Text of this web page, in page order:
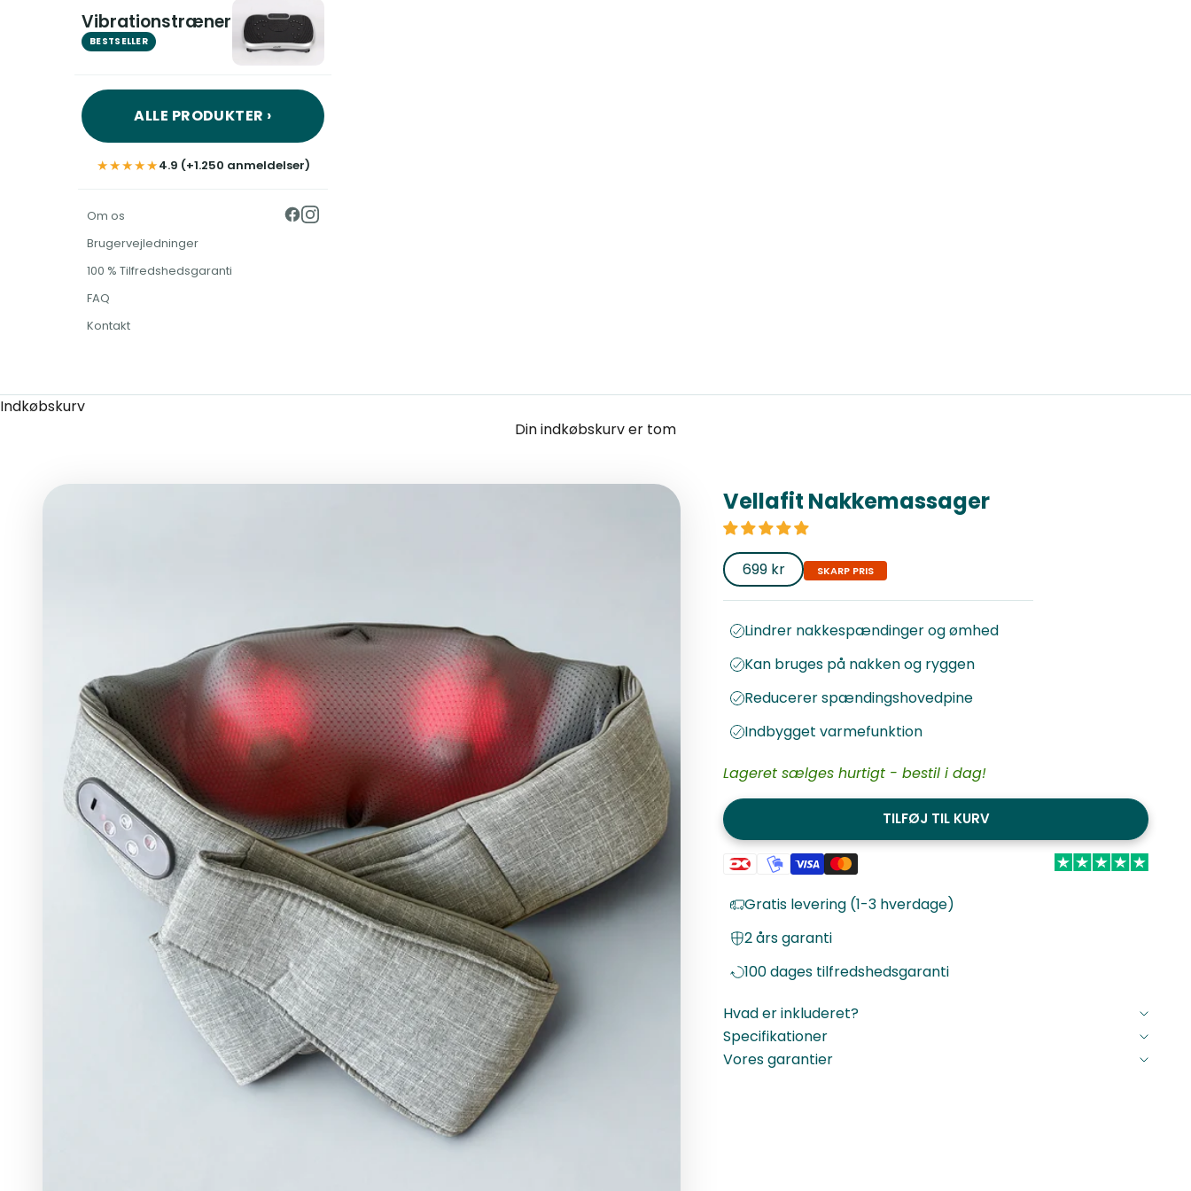
Vibrationstræner
BESTSELLER
ALLE PRODUKTER ›
★★★★★4.9 (+1.250 anmeldelser)
Om os
Brugervejledninger
100 % Tilfredshedsgaranti
FAQ
Kontakt
Indkøbskurv
Din indkøbskurv er tom
Vellafit Nakkemassager
Salgspris
699 kr SKARP PRIS
Lindrer nakkespændinger og ømhed
Kan bruges på nakken og ryggen
Reducerer spændingshovedpine
Indbygget varmefunktion
Lageret sælges hurtigt - bestil i dag!
TILFØJ TIL KURV
Gratis levering (1-3 hverdage)
2 års garanti
100 dages tilfredshedsgaranti
Hvad er inkluderet?
Specifikationer
Vores garantier